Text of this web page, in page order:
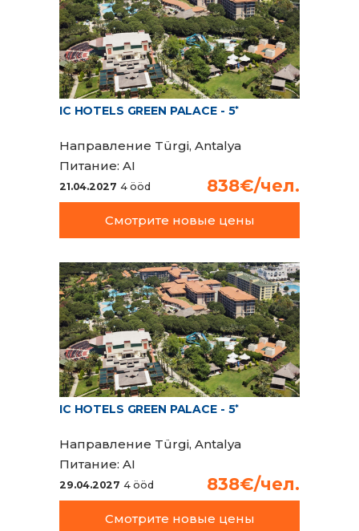
IC HOTELS GREEN PALACE - 5*
Направление Türgi, Antalya
Питание: AI
21.04.2027 4 ööd 838€/чел.
Смотрите новые цены
IC HOTELS GREEN PALACE - 5*
Направление Türgi, Antalya
Питание: AI
29.04.2027 4 ööd 838€/чел.
Смотрите новые цены